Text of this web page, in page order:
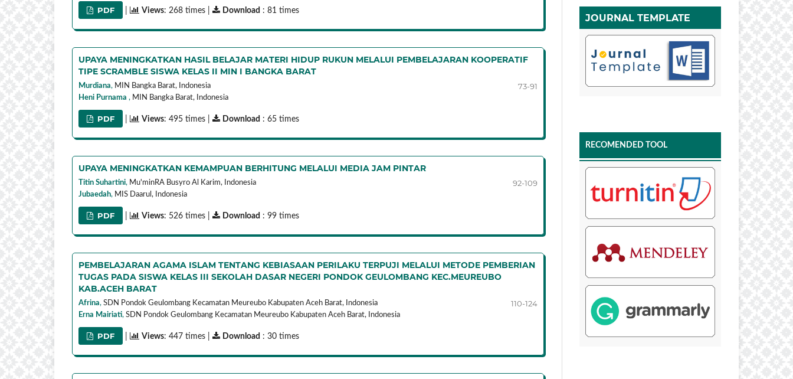
PDF Views: 268 times | Download : 81 times
UPAYA MENINGKATKAN HASIL BELAJAR MATERI HIDUP RUKUN MELALUI PEMBELAJARAN KOOPERATIF
TIPE SCRAMBLE SISWA KELAS II MIN I BANGKA BARAT
Murdiana, MIN Bangka Barat,
Indonesia
Heni Purnama , MIN Bangka Barat, Indonesia
73-91
PDF Views: 495 times | Download : 65 times
UPAYA MENINGKATKAN KEMAMPUAN BERHITUNG MELALUI MEDIA JAM PINTAR
Titin Suhartini, Mu'minRA Busyro Al Karim,
Indonesia
Jubaedah, MIS Daarul, Indonesia
92-109
PDF Views: 526 times | Download : 99 times
PEMBELAJARAN AGAMA ISLAM TENTANG KEBIASAAN PERILAKU TERPUJI MELALUI METODE PEMBERIAN
TUGAS PADA SISWA KELAS III SEKOLAH DASAR NEGERI PONDOK GEULOMBANG KEC.MEUREUBO
KAB.ACEH BARAT
Afrina, SDN Pondok Geulombang Kecamatan Meureubo Kabupaten Aceh Barat,
Indonesia
Erna Mairiati, SDN Pondok Geulombang Kecamatan Meureubo Kabupaten Aceh Barat, Indonesia
110-124
PDF Views: 447 times | Download : 30 times
JOURNAL TEMPLATE
RECOMENDED TOOL